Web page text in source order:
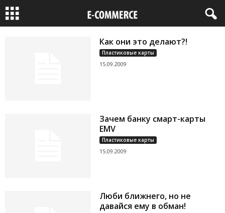
Как они это делают?!
Пластиковые карты
15.09.2009
Зачем банку смарт-карты
EMV
Пластиковые карты
15.09.2009
Люби ближнего, но не
давайся ему в обман!